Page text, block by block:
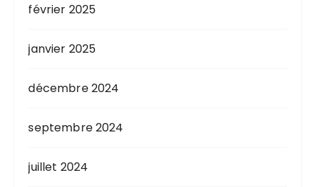
février 2025
janvier 2025
décembre 2024
septembre 2024
juillet 2024